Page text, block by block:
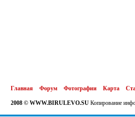
Главная Форум Фотографии Карта
2008 © WWW.BIRULEVO.SU Копирование